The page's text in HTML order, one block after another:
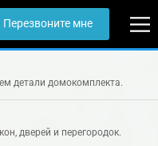
Перезвоните мне
детали домокомплекта.
дверей и перегородок.